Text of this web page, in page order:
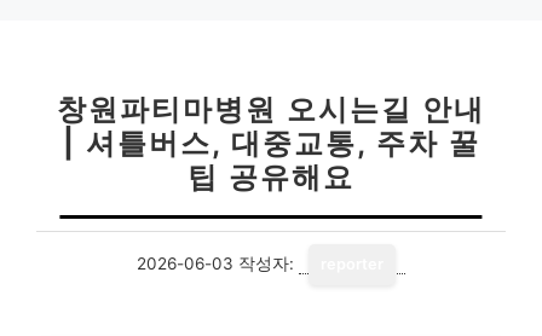
창원파티마병원 오시는길 안내
| 셔틀버스, 대중교통, 주차 꿀
팁 공유해요
2026-06-03 작성자: